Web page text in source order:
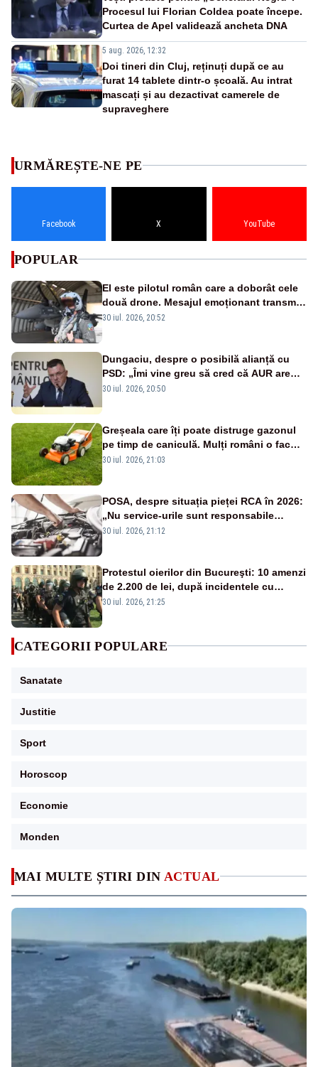
Procesul lui Florian Coldea poate începe.
Curtea de Apel validează ancheta DNA
5 aug. 2026, 12:32
Doi tineri din Cluj, reținuți după ce au
furat 14 tablete dintr-o școală. Au intrat
mascați și au dezactivat camerele de
supraveghere
MAI MULTE ȘTIRI DIN ACTUAL
URMĂREȘTE-NE PE
Facebook X YouTube
POPULAR
El este pilotul român care a doborât cele
două drone. Mesajul emoționant transmis
românilor - VIDEO
30 iul. 2026, 20:52
Dungaciu, despre o posibilă alianță cu
PSD: „Îmi vine greu să cred că AUR are
încredere că PSD se va ține de cuvânt”
30 iul. 2026, 20:50
Greșeala care îți poate distruge gazonul
pe timp de caniculă. Mulți români o fac
fără să își dea seama
30 iul. 2026, 21:03
POSA, despre situația pieței RCA în 2026:
„Nu service-urile sunt responsabile
pentru scumpirea polițelor”
30 iul. 2026, 21:12
Protestul oierilor din Bucureşti: 10 amenzi
de 2.200 de lei, după incidentele cu
jandarmii
30 iul. 2026, 21:25
CATEGORII POPULARE
Sanatate
Justitie
Sport
Horoscop
Economie
Monden